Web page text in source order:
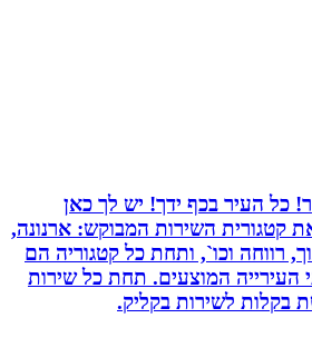
כל העיר בכף ידך! יש לך כאן
השירות המבוקש: ארנונה,
רווחה וכו`, ותחת כל קטגוריה הם
המוצעים. תחת כל שירות
לשירות בקליק.